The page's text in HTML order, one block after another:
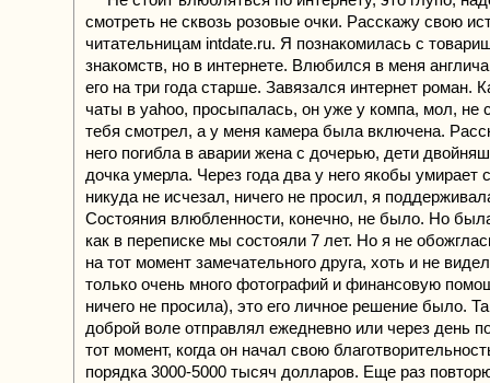
смотреть не сквозь розовые очки. Расскажу свою
читательницам intdate.ru. Я познакомилась с
знакомств, но в интернете. Влюбился в меня
его на три года старше. Завязался интернет роман.
чаты в yahoo, просыпалась, он уже у компа, мол, не
тебя смотрел, а у меня камера была включена.
него погибла в аварии жена с дочерью, дети
дочка умерла. Через года два у него якобы умирает
никуда не исчезал, ничего не просил, я
Состояния влюбленности, конечно, не было. Но
как в переписке мы состояли 7 лет. Но я не
на тот момент замечательного друга, хоть и не
только очень много фотографий и финансовую
ничего не просила), это его личное решение было.
доброй воле отправлял ежедневно или через день
тот момент, когда он начал свою
порядка 3000-5000 тысяч долларов. Еще раз